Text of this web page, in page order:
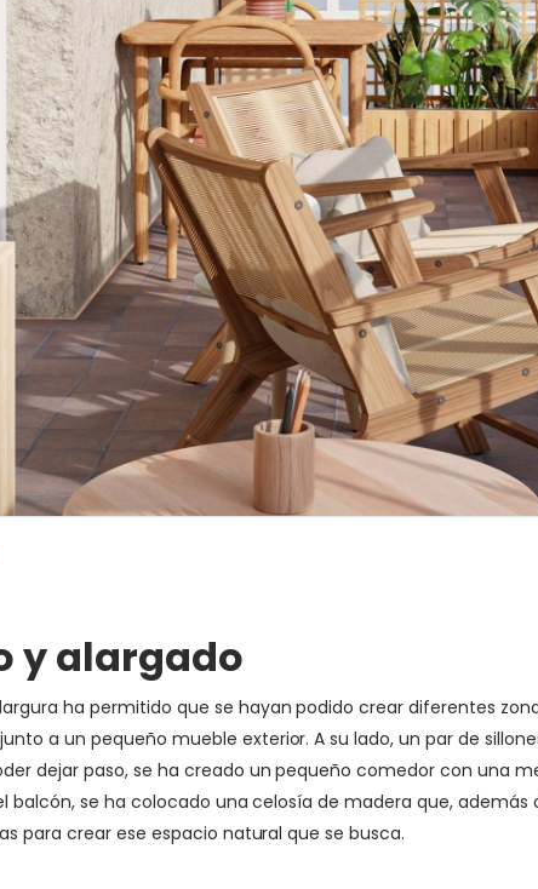
y alargado
ha permitido que se hayan podido crear diferentes
a un pequeño mueble exterior. A su lado, un par de
dejar paso, se ha creado un pequeño comedor con una
balcón, se ha colocado una celosía de madera que,
para crear ese espacio natural que se busca.